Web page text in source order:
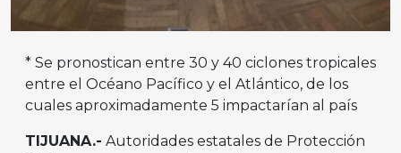
* Se pronostican entre 30 y 40 ciclones tropicales
entre el Océano Pacífico y el Atlántico, de los
cuales aproximadamente 5 impactarían al país
TIJUANA.- Autoridades estatales de Protección